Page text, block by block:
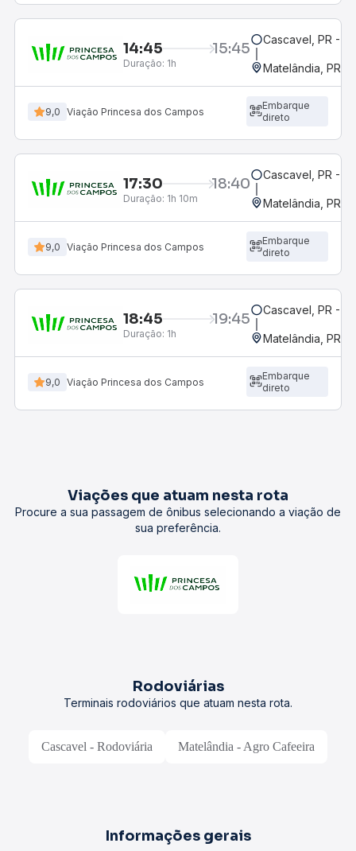
14:45 15:45
Duração: 1h
Cascavel, PR -
Matelândia, PR -
9,0 Viação Princesa dos Campos
Embarque
direto
17:30 18:40
Duração: 1h 10m
Cascavel, PR -
Matelândia, PR -
9,0 Viação Princesa dos Campos
Embarque
direto
18:45 19:45
Duração: 1h
Cascavel, PR -
Matelândia, PR -
9,0 Viação Princesa dos Campos
Embarque
direto
Viações que atuam nesta rota
Procure a sua passagem de ônibus selecionando a viação de
sua preferência.
Rodoviárias
Terminais rodoviários que atuam nesta rota.
Cascavel - Rodoviária Matelândia - Agro Cafeeira
Informações gerais